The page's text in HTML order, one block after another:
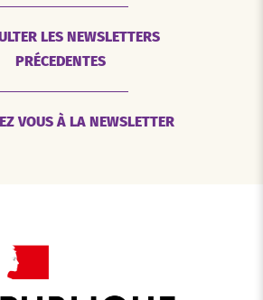
LES NEWSLETTERS
PRÉCEDENTES
VOUS À LA NEWSLETTER